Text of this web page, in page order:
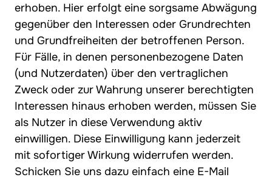
erhoben. Hier erfolgt eine sorgsame Abwägung
gegenüber den Interessen oder Grundrechten
und Grundfreiheiten der betroffenen Person.
Für Fälle, in denen personenbezogene Daten
(und Nutzerdaten) über den vertraglichen
Zweck oder zur Wahrung unserer berechtigten
Interessen hinaus erhoben werden, müssen Sie
als Nutzer in diese Verwendung aktiv
einwilligen. Diese Einwilligung kann jederzeit
mit sofortiger Wirkung widerrufen werden.
Schicken Sie uns dazu einfach eine E-Mail